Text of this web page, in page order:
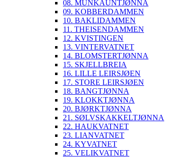
08. MUNKAUNTJØNNA
09. KOBBERDAMMEN
10. BAKLIDAMMEN
11. THEISENDAMMEN
12. KVISTINGEN
13. VINTERVATNET
14. BLOMSTERTJØNNA
15. SKJELLBREIA
16. LILLE LEIRSJØEN
17. STORE LEIRSJØEN
18. BANGTJØNNA
19. KLOKKTJØNNA
20. BJØRKTJØNNA
21. SØLVSKAKKELTJØNNA
22. HAUKVATNET
23. LIANVATNET
24. KYVATNET
25. VELIKVATNET